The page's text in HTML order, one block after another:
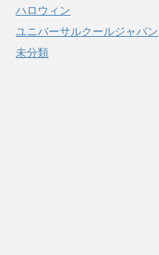
ハロウィン
ユニバーサルクールジャパン
未分類